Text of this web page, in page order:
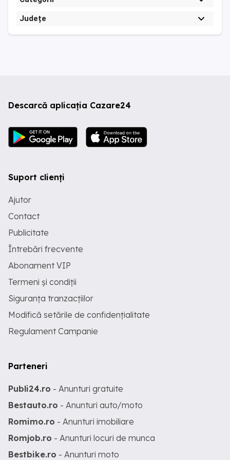
Județe
Descarcă aplicația Cazare24
Suport clienți
Ajutor
Contact
Publicitate
Întrebări frecvente
Abonament VIP
Termeni și condiții
Siguranța tranzacțiilor
Modifică setările de confidențialitate
Regulament Campanie
Parteneri
Publi24.ro - Anunturi gratuite
Bestauto.ro - Anunturi auto/moto
Romimo.ro - Anunturi imobiliare
Romjob.ro - Anunturi locuri de munca
Bestbike.ro - Anunturi moto